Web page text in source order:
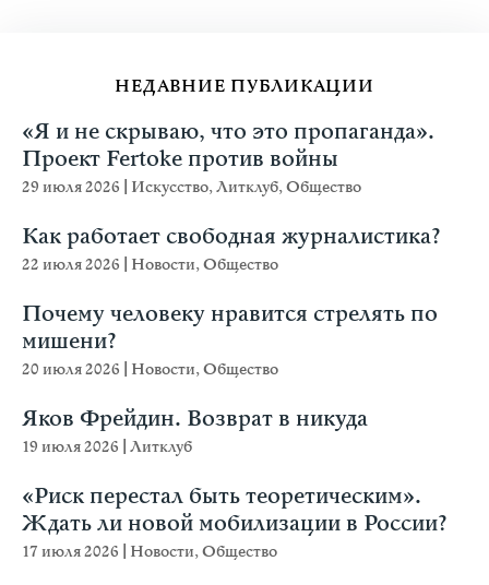
НЕДАВНИЕ ПУБЛИКАЦИИ
«Я и не скрываю, что это пропаганда».
Проект Fertoke против войны
29 июля 2026 Искусство,Литклуб,Общество
Как работает свободная журналистика?
22 июля 2026 Новости,Общество
Почему человеку нравится стрелять по
мишени?
20 июля 2026 Новости,Общество
Яков Фрейдин. Возврат в никуда
19 июля 2026 Литклуб
«Риск перестал быть теоретическим».
Ждать ли новой мобилизации в России?
17 июля 2026 Новости,Общество